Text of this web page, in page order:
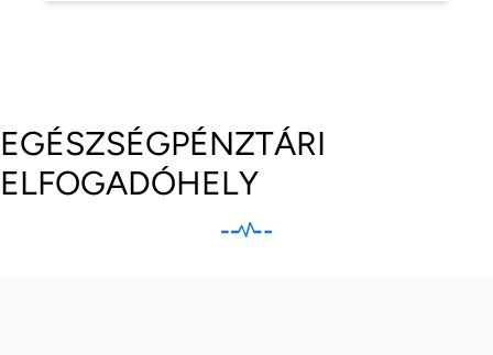
EGÉSZSÉGPÉNZTÁRI
ELFOGADÓHELY